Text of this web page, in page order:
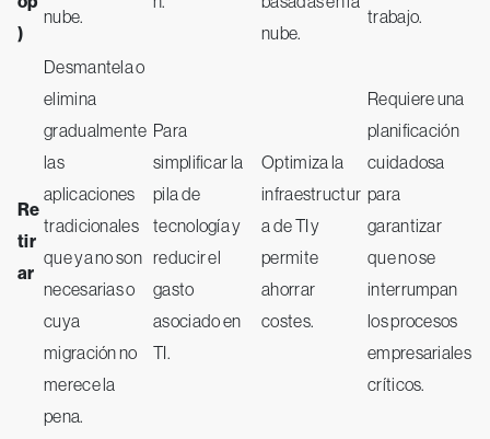
)
nube.
nube.
trabajo.
Re
tir
ar
Desmantela o
elimina
gradualmente
las
aplicaciones
tradicionales
que ya no son
necesarias o
cuya
migración no
merece la
pena.
Para
simplificar la
pila de
tecnología y
reducir el
gasto
asociado en
TI.
Optimiza la
infraestructur
a de TI y
permite
ahorrar
costes.
Requiere una
planificación
cuidadosa
para
garantizar
que no se
interrumpan
los procesos
empresariales
críticos.